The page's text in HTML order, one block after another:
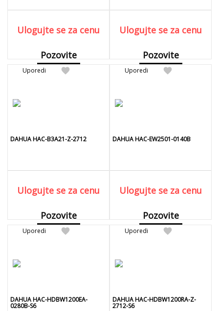
Ulogujte se za cenu
Pozovite
Detaljnije
Ulogujte se za cenu
Pozovite
Detaljnije
favorite
Uporedi
DAHUA HAC-B3A21-Z-2712
Ulogujte se za cenu
Pozovite
Detaljnije
favorite
Uporedi
DAHUA HAC-EW2501-0140B
Ulogujte se za cenu
Pozovite
Detaljnije
favorite
Uporedi
DAHUA HAC-HDBW1200EA-
0280B-S6
favorite
Uporedi
DAHUA HAC-HDBW1200RA-Z-
2712-S6